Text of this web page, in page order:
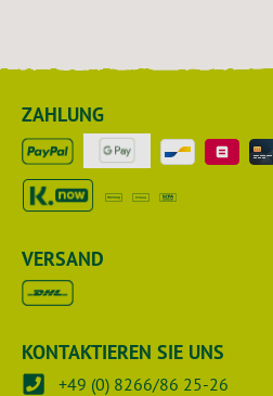
ZAHLUNG
VERSAND
KONTAKTIEREN SIE UNS
+49 (0) 8266/86 25-26